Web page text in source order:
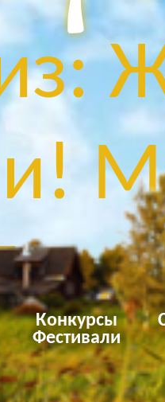
Конкурсы
Фестивали